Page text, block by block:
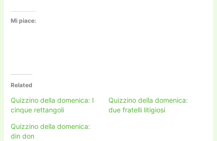
Mi piace:
Related
Quizzino della domenica: I
cinque rettangoli
Quizzino della domenica:
due fratelli litigiosi
Quizzino della domenica:
din don